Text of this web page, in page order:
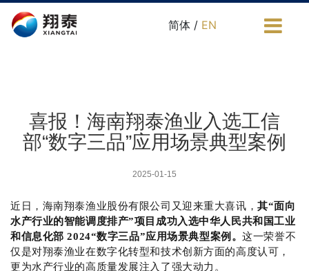
简体 / EN
喜报！海南翔泰渔业入选工信
部“数字三品”应用场景典型案例
2025-01-15
近日，海南翔泰渔业股份有限公司又迎来重大喜讯，其“面向
水产行业的智能调度排产”项目成功入选中华人民共和国工业
和信息化部 2024“数字三品”应用场景典型案例。这一荣誉不
仅是对翔泰渔业在数字化转型和技术创新方面的高度认可，
更为水产行业的高质量发展注入了强大动力。